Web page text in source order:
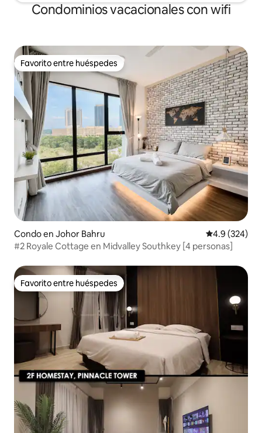
Condominios vacacionales con wifi
Favorito entre huéspedes
Favorito entre huéspedes
Condo en Johor Bahru Calificación
4.9 (324)
#2 Royale Cottage en Midvalley Southkey [4 personas]
Favorito entre huéspedes
Favorito entre huéspedes